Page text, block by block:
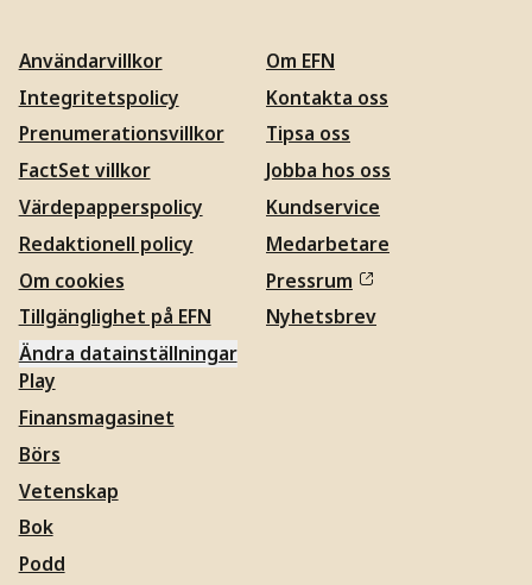
Användarvillkor
Integritetspolicy
Prenumerationsvillkor
FactSet villkor
Värdepapperspolicy
Redaktionell policy
Om cookies
Tillgänglighet på EFN
Ändra datainställningar
Om EFN
Kontakta oss
Tipsa oss
Jobba hos oss
Kundservice
Medarbetare
Pressrum
Nyhetsbrev
Play
Finansmagasinet
Börs
Vetenskap
Bok
Podd